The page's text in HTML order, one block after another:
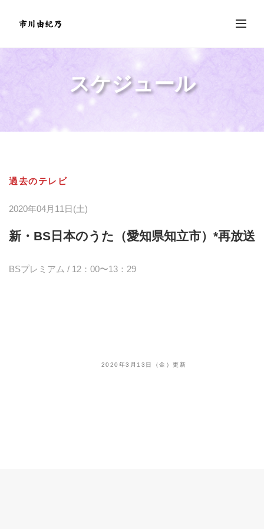
スケジュール
過去のテレビ
2020年04月11日(土)
新・BS日本のうた（愛知県知立市）*再放送
BSプレミアム / 12：00〜13：29
2020年3月13日（金）更新